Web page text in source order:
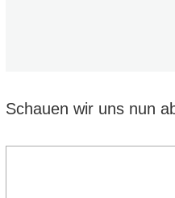
Schauen wir uns nun